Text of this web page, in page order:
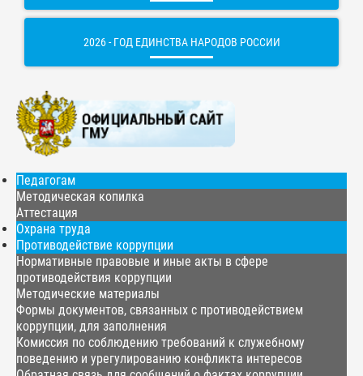
2026 - ГОД ЕДИНСТВА НАРОДОВ РОССИИ
Педагогам
Методическая копилка
Аттестация
Охрана труда
Противодействие коррупции
Нормативные правовые и иные акты в сфере
противодействия коррупции
Методические материалы
Формы документов, связанных с противодействием
коррупции, для заполнения
Комиссия по соблюдению требований к служебному
поведению и урегулированию конфликта интересов